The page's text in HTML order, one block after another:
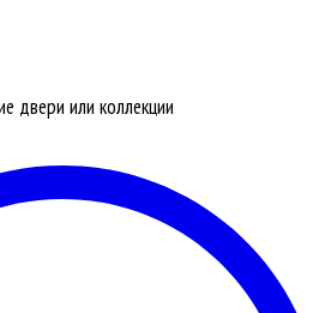
двери или коллекции